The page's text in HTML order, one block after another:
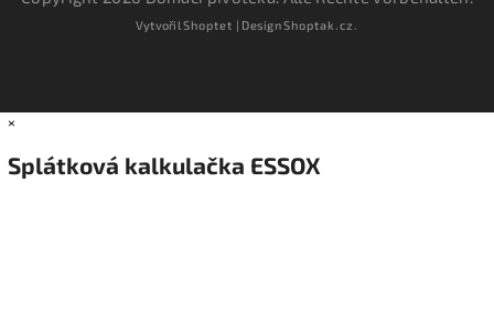
VytvořilShoptet | DesignShoptak.cz.
×
Splátková kalkulačka ESSOX